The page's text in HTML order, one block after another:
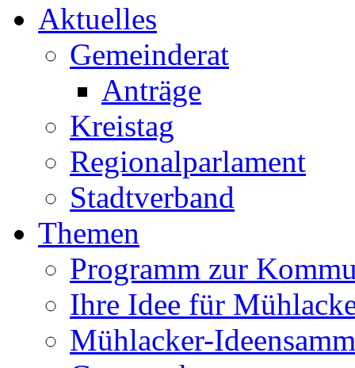
Aktuelles
Gemeinderat
Anträge
Kreistag
Regionalparlament
Stadtverband
Themen
Programm zur
Ihre Idee für
Mühlacker-